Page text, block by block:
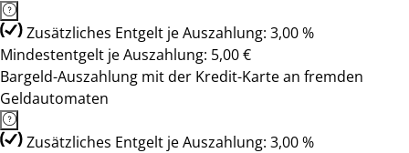
Zusätzliches Entgelt je Auszahlung: 3,00 %
Mindestentgelt je Auszahlung: 5,00 €
Bargeld-Auszahlung mit der Kredit-Karte an fremden
Geldautomaten
Zusätzliches Entgelt je Auszahlung: 3,00 %